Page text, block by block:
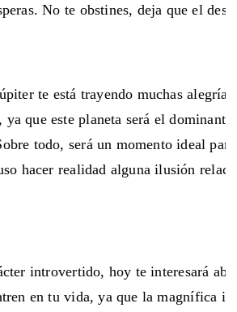
No te obstines, deja que el
te está trayendo muchas
que este planeta será el
todo, será un momento ideal
hacer realidad alguna ilusión
introvertido, hoy te interesará
en tu vida, ya que la magnífica